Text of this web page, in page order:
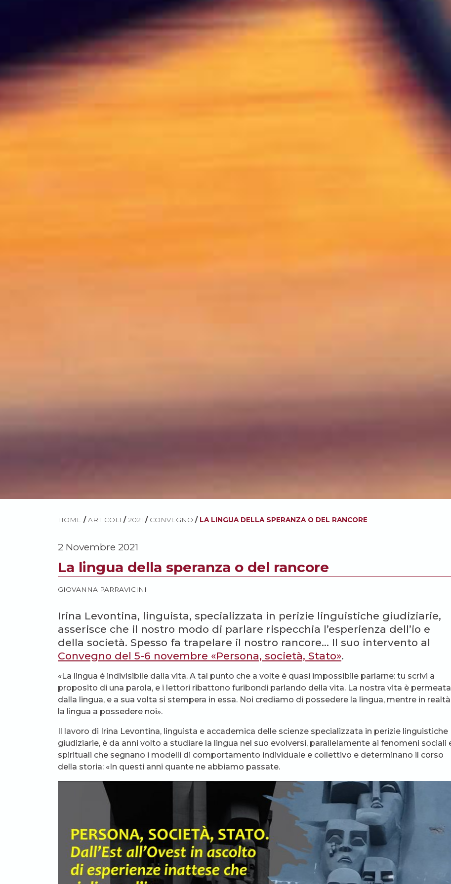
HOME / ARTICOLI / 2021 / CONVEGNO / LA LINGUA DELLA SPERANZA O DEL RANCORE
2 Novembre 2021
La lingua della speranza o del rancore
GIOVANNA PARRAVICINI
Irina Levontina, linguista, specializzata in perizie linguistiche giudiziarie,
asserisce che il nostro modo di parlare rispecchia l’esperienza dell’io e
della società. Spesso fa trapelare il nostro rancore… Il suo intervento al
Convegno del 5-6 novembre «Persona, società, Stato».
«La lingua è indivisibile dalla vita. A tal punto che a volte è quasi impossibile parlarne: tu scrivi a
proposito di una parola, e i lettori ribattono furibondi parlando della vita. La nostra vita è permeata
dalla lingua, e a sua volta si stempera in essa. Noi crediamo di possedere la lingua, mentre in
la lingua a possedere noi».
Il lavoro di Irina Levontina, linguista e accademica delle scienze specializzata in perizie linguistiche
giudiziarie, è da anni volto a studiare la lingua nel suo evolversi, parallelamente ai fenomeni sociali
spirituali che segnano i modelli di comportamento individuale e collettivo e determinano il corso
della storia: «In questi anni quante ne abbiamo passate.